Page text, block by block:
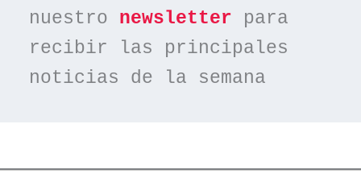
nuestro newsletter para
recibir las principales
noticias de la semana